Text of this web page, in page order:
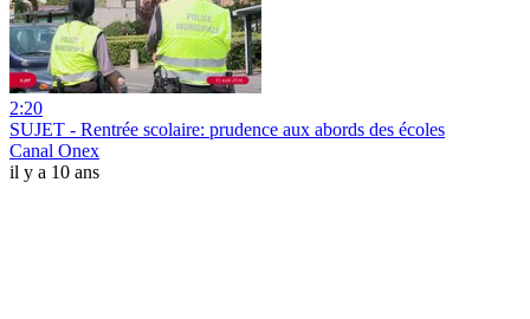
2:20
SUJET - Rentrée scolaire: prudence aux abords des écoles
Canal Onex
il y a 10 ans